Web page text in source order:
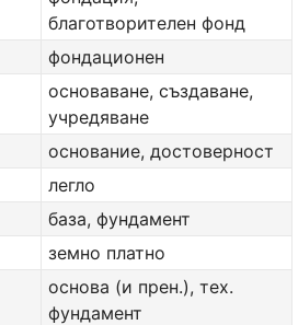
благотворителен фонд
фондационен
основаване, създаване,
учредяване
основание, достоверност
легло
база, фундамент
земно платно
основа (и прен.), тех.
фундамент